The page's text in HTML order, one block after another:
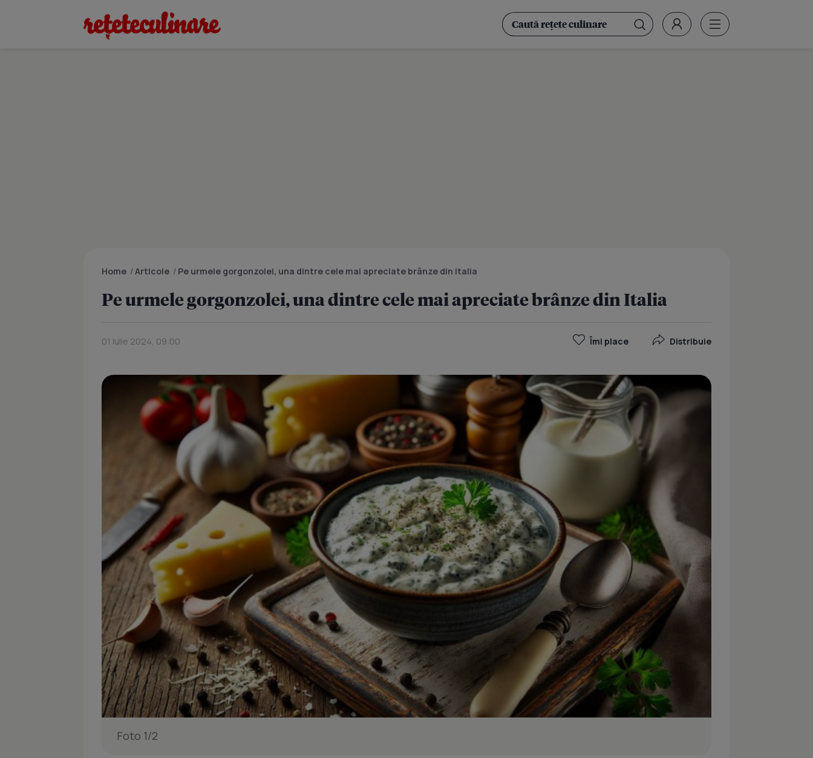
Home /Articole / Pe urmele gorgonzolei, una dintre cele mai apreciate brânze din Italia
Pe urmele gorgonzolei, una dintre cele mai apreciate brânze din Italia
01 Iulie 2024, 09:00 Îmi place Distribuie
Foto 1/2